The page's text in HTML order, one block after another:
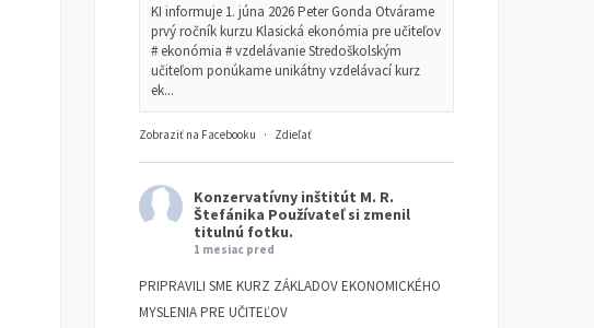
KI informuje 1. júna 2026 Peter Gonda Otvárame
prvý ročník kurzu Klasická ekonómia pre učiteľov
# ekonómia # vzdelávanie Stredoškolským
učiteľom ponúkame unikátny vzdelávací kurz
ek...
Zobraziť na Facebooku · Zdieľať
Konzervatívny inštitút M. R.
Štefánika Používateľ si zmenil
titulnú fotku.
1 mesiac pred
PRIPRAVILI SME KURZ ZÁKLADOV EKONOMICKÉHO
MYSLENIA PRE UČITEĽOV